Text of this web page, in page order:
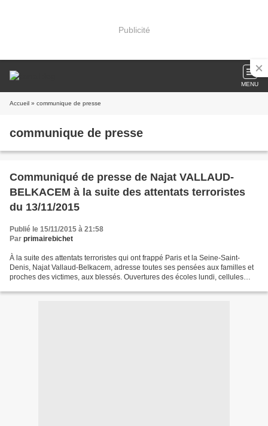
Publicité
MENU
Accueil » communique de presse
communique de presse
Communiqué de presse de Najat VALLAUD-
BELKACEM à la suite des attentats terroristes
du 13/11/2015
Publié le 15/11/2015 à 21:58
Par primairebichet
À la suite des attentats terroristes qui ont frappé Paris et la Seine-Saint-
Denis, Najat Vallaud-Belkacem, adresse toutes ses pensées aux familles et
proches des victimes, aux blessés. Ouvertures des écoles lundi, cellules